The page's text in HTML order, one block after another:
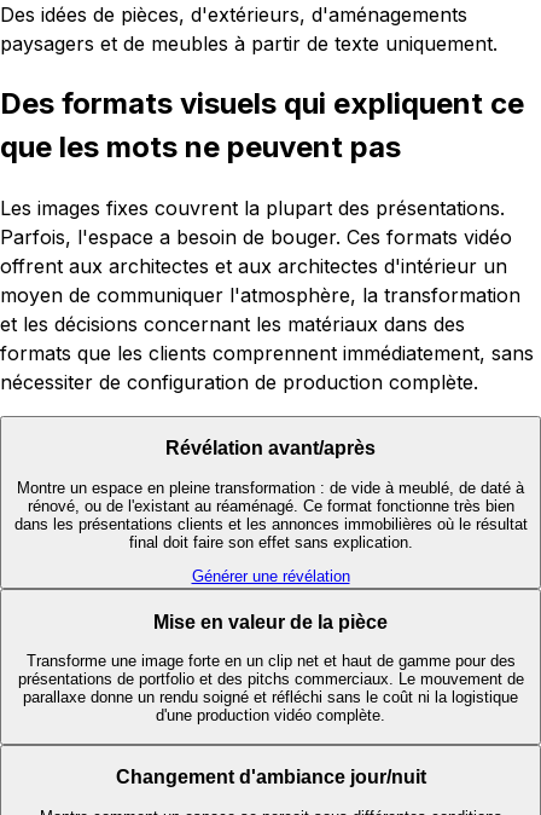
Des idées de pièces, d'extérieurs, d'aménagements
paysagers et de meubles à partir de texte uniquement.
Des formats visuels qui expliquent ce
que les mots ne peuvent pas
Les images fixes couvrent la plupart des présentations.
Parfois, l'espace a besoin de bouger. Ces formats vidéo
offrent aux architectes et aux architectes d'intérieur un
moyen de communiquer l'atmosphère, la transformation
et les décisions concernant les matériaux dans des
formats que les clients comprennent immédiatement, sans
nécessiter de configuration de production complète.
Révélation avant/après
Montre un espace en pleine transformation : de vide à meublé, de daté à
rénové, ou de l'existant au réaménagé. Ce format fonctionne très bien
dans les présentations clients et les annonces immobilières où le résultat
final doit faire son effet sans explication.
Générer une révélation
Mise en valeur de la pièce
Transforme une image forte en un clip net et haut de gamme pour des
présentations de portfolio et des pitchs commerciaux. Le mouvement de
parallaxe donne un rendu soigné et réfléchi sans le coût ni la logistique
d'une production vidéo complète.
Changement d'ambiance jour/nuit